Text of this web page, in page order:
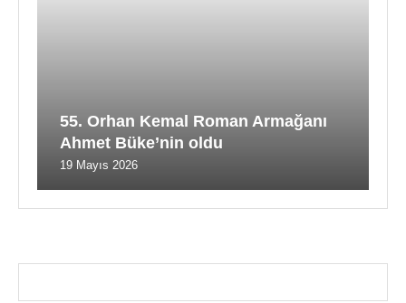
55. Orhan Kemal Roman Armağanı
Ahmet Büke’nin oldu
19 Mayıs 2026